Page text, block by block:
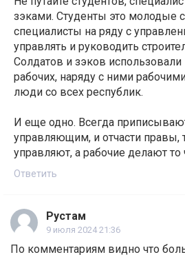
зэками. Студенты это молодые
специалисты на ряду с
управлять и руководить
Солдатов и зэков
рабочих, наряду с ними
люди со всех республик.
И еще одно. Всегда
управляющим, и отчасти правы,
управляют, а рабочие делают то
Ответить
Рустам
9 июля 2024 21:36
По комментариям видно что